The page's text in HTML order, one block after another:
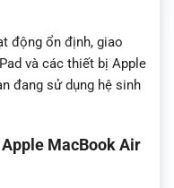
động ổn định, giao
và các thiết bị Apple
đang sử dụng hệ sinh
MacBook Air